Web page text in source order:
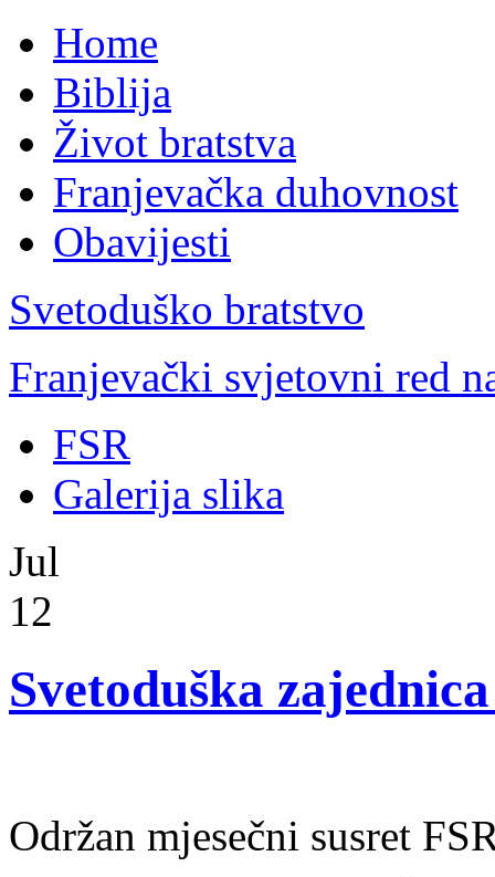
Home
Biblija
Život bratstva
Franjevačka duhovnost
Obavijesti
Svetoduško bratstvo
Franjevački svjetovni red
FSR
Galerija slika
Jul
12
Svetoduška
Održan mjesečni susret